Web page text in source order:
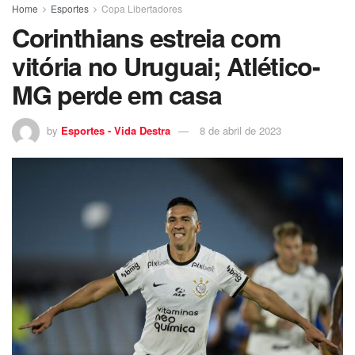
Home Esportes Copa Libertadores
Corinthians estreia com
vitória no Uruguai; Atlético-
MG perde em casa
by Esportes - Vida Destra 8 de abril de 2023